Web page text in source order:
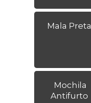
Mala Preta
Mochila
Antifurto